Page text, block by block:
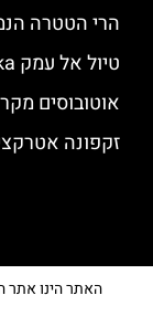
הרי הטטרה
טיול אל עמק Polana Strążyska בזאקופנה
אוטובוסים
זקפונה
האתר הינו אתר